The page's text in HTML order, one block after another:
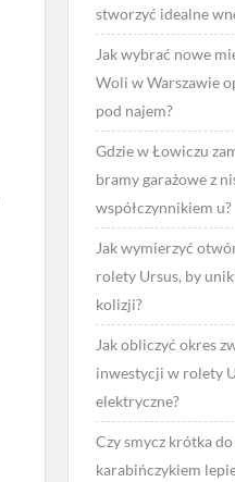
stworzyć idealne
Jak wybrać nowe
Woli w Warszawie
pod najem?
Gdzie w Łowiczu
bramy garażowe z
współczynnikiem u?
Jak wymierzyć
rolety Ursus, by
kolizji?
Jak obliczyć okres
inwestycji w rolety
elektryczne?
Czy smycz krótka
karabińczykiem